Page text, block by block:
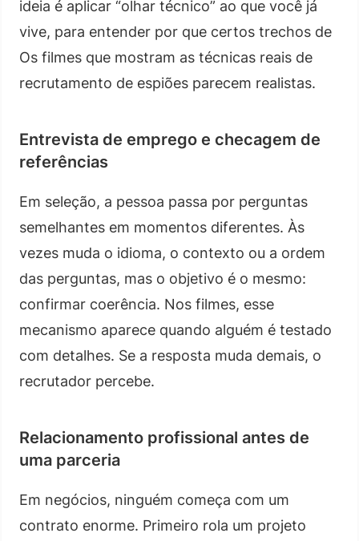
ideia é aplicar “olhar técnico” ao que você já
vive, para entender por que certos trechos de
Os filmes que mostram as técnicas reais de
recrutamento de espiões parecem realistas.
Entrevista de emprego e checagem de
referências
Em seleção, a pessoa passa por perguntas
semelhantes em momentos diferentes. Às
vezes muda o idioma, o contexto ou a ordem
das perguntas, mas o objetivo é o mesmo:
confirmar coerência. Nos filmes, esse
mecanismo aparece quando alguém é testado
com detalhes. Se a resposta muda demais, o
recrutador percebe.
Relacionamento profissional antes de
uma parceria
Em negócios, ninguém começa com um
contrato enorme. Primeiro rola um projeto